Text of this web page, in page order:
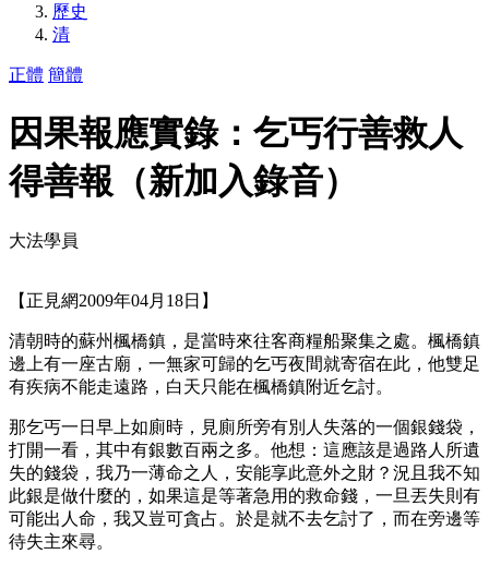
歷史
清
正體 簡體
因果報應實錄：乞丐行善救人
得善報（新加入錄音）
大法學員
【正見網2009年04月18日】
清朝時的蘇州楓橋鎮，是當時來往客商糧船聚集之處。楓橋鎮
邊上有一座古廟，一無家可歸的乞丐夜間就寄宿在此，他雙足
有疾病不能走遠路，白天只能在楓橋鎮附近乞討。
那乞丐一日早上如廁時，見廁所旁有別人失落的一個銀錢袋，
打開一看，其中有銀數百兩之多。他想：這應該是過路人所遺
失的錢袋，我乃一薄命之人，安能享此意外之財？況且我不知
此銀是做什麼的，如果這是等著急用的救命錢，一旦丟失則有
可能出人命，我又豈可貪占。於是就不去乞討了，而在旁邊等
待失主來尋。